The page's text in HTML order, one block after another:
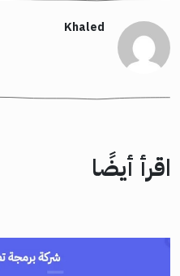
Khaled
اقرأ أيضًا